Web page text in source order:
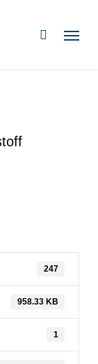
suchen
247
958.33 KB
1